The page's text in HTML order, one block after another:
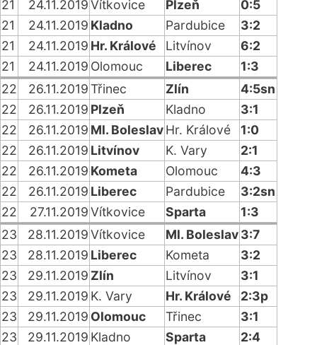
21
24.11.2019Vítkovice Plzeň
0:5
21
24.11.2019 Kladno Pardubice
3:2
21
24.11.2019 Hr. Králové Litvínov
6:2
21
24.11.2019 Olomouc Liberec
1:3
22
26.11.2019Třinec Zlín
4:5sn
22
26.11.2019 Plzeň Kladno
3:1
22
26.11.2019 Ml. BoleslavHr. Králové
1:0
22
26.11.2019 Litvínov K. Vary
2:1
22
26.11.2019 Kometa Olomouc
4:3
22
26.11.2019 Liberec Pardubice
3:2sn
22
27.11.2019Vítkovice Sparta
1:3
23
28.11.2019Vítkovice Ml. Boleslav3:7
23
28.11.2019 Liberec Kometa
3:2
23
29.11.2019 Zlín Litvínov
3:1
23
29.11.2019 K. Vary Hr. Králové
2:3p
23
29.11.2019 Olomouc Třinec
3:1
23
29.11.2019 Kladno Sparta
2:4